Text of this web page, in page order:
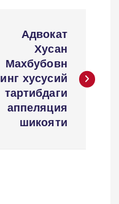
Адвокат
Хусан
Махбубовн
инг хусусий
тартибдаги
аппеляция
шикояти